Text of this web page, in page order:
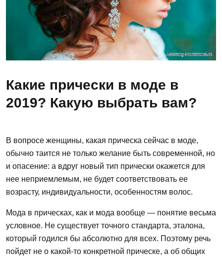
Какие прически в моде в
2019? Какую выбрать вам?
В вопросе женщины, какая прическа сейчас в моде,
обычно таится не только желание быть современной, но
и опасение: а вдруг новый тип прически окажется для
нее неприемлемым, не будет соответствовать ее
возрасту, индивидуальности, особенностям волос.
Мода в прическах, как и мода вообще — понятие весьма
условное. Не существует точного стандарта, эталона,
который годился бы абсолютно для всех. Поэтому речь
пойдет не о какой-то конкретной прическе, а об общих